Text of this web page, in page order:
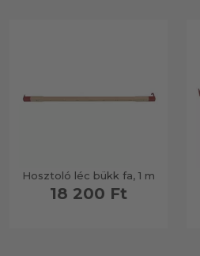
Hosztoló léc bükk fa, 1 m
18 200 Ft